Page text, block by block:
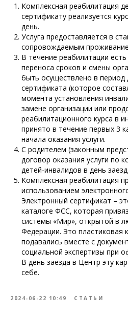
Комплексная реабилитация
сертификату реализуется
день.
Услуга предоставляется в
сопровождаемым
В течение реабилитации
переноса сроков и смены
быть осуществлено в период
сертификата (которое
момента установления
замене организации или
реабилитационного курса в
принято в течение первых 3
начала оказания услуги.
С родителем (законным
договор оказания услуги по
детей-инвалидов в день
Комплексная реабилитация
использованием
Электронный сертификат –
каталоге ФСС, которая
системы «Мир», открытой в
Федерации. Это пластиковая
подавались вместе с
социальной экспертизы при
В день заезда в Центр эту
себе.
2024-06-22 10:49 СТАТЬИ